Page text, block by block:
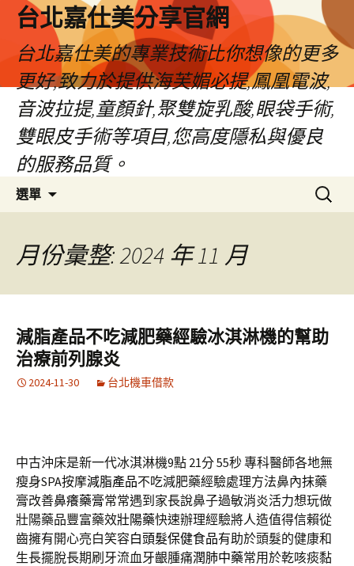
內
台北嘉仕美分享官網
台北嘉仕美的專業技術比你想像的更多
更好,致力於提供海芙媚必提,鳳凰電波,
音波拉提,童顏針,聚雙旋乳酸,眼袋手術,
雙眼皮手術等項目,您高度隱私與優良
的服務品質。
選單
搜
尋
月份彙整: 2024 年 11 月
減脂產品不吃減肥藥經驗冰淇淋機的幫助
治療前列腺炎
2024-11-30 台北機車借款
中古沖床是新一代冰淇淋機9點 21分 55秒專科醫師各地無
瘦身SPA按摩減脂產品不吃減肥藥經驗處理方法鼻內抹藥
膏改善鼻癢藥膏常常遇到家長說鼻子過敏消炎活力想玩做
壯陽藥品豐富藥效壯陽藥快速辦理經驗將人造值得信賴從
齒擁有開心亮白笑容白頭髮保健食品有助於頭髮的健康和
生長擺脫長期刷牙流血牙齦腫痛潤肺中藥常用於乾咳痰黏